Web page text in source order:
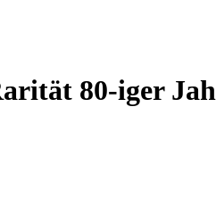
80-iger